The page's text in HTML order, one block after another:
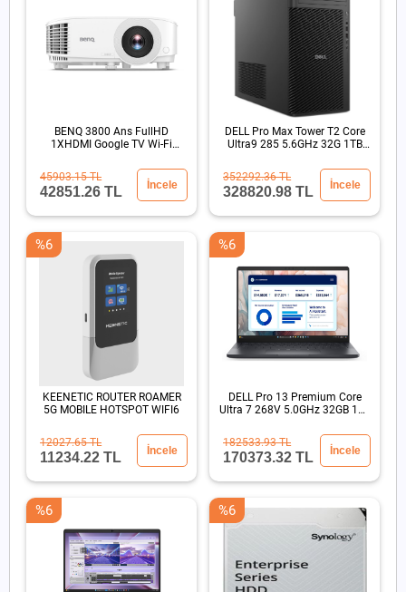
BENQ 3800 Ans FullHD
1XHDMI Google TV Wi-Fi
Projeksiyon
45903.15 TL
42851.26 TL İncele
DELL Pro Max Tower T2 Core
Ultra9 285 5.6GHz 32G 1TB
352292.36 TL
328820.98 TL İncele
KEENETIC ROUTER ROAMER
5G MOBILE HOTSPOT WIFI6
%6
12027.65 TL
11234.22 TL İncele
DELL Pro 13 Premium Core
Ultra 7 268V 5.0GHz 32GB 1TB
%6
182533.93 TL
170373.32 TL İncele
%6 %6